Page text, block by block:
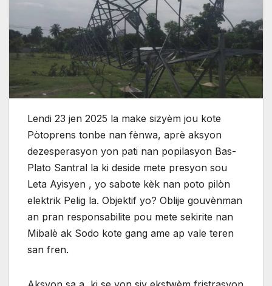
Lendi 23 jen 2025 la make sizyèm jou kote
Pòtoprens tonbe nan fènwa, aprè aksyon
dezesperasyon yon pati nan popilasyon Bas-
Plato Santral la ki deside mete presyon sou
Leta Ayisyen , yo sabote kèk nan poto pilòn
elektrik Pelig la. Objektif yo? Oblije gouvènman
an pran responsabilite pou mete sekirite nan
Mibalè ak Sodo kote gang ame ap vale teren
san fren.